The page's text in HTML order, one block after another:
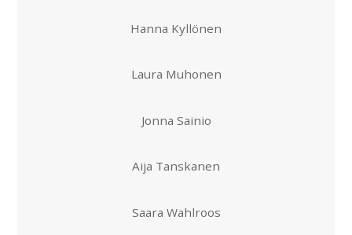
Hanna Kyllönen
Laura Muhonen
Jonna Sainio
Aija Tanskanen
Saara Wahlroos